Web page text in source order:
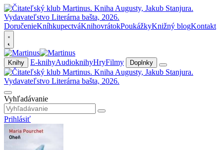
DoručenieKníhkupectváKnihovrátokPoukážkyKnižný blogKontakt
Knihy E-knihyAudioknihyHryFilmy Doplnky
Vyhľadávanie
Prihlásiť